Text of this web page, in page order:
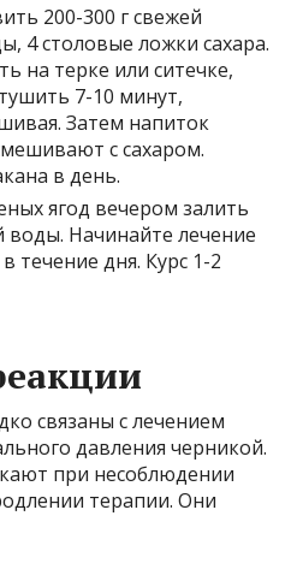
200-300 г свежей
4 столовые ложки сахара.
на терке или ситечке,
7-10 минут,
Затем напиток
с сахаром.
в день.
ягод вечером залить
воды. Начинайте лечение
течение дня. Курс 1-2
связаны с лечением
давления черникой.
при несоблюдении
терапии. Они